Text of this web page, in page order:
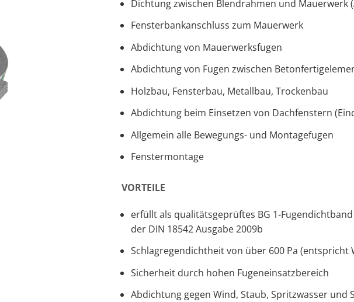
Dichtung zwischen Blendrahmen und Mauerwerk
Fensterbankanschluss zum Mauerwerk
Abdichtung von Mauerwerksfugen
Abdichtung von Fugen zwischen
Holzbau, Fensterbau, Metallbau, Trockenbau
Abdichtung beim Einsetzen von Dachfenstern
Allgemein alle Bewegungs- und Montagefugen
Fenstermontage
VORTEILE
erfüllt als qualitätsgeprüftes BG 1-
der DIN 18542 Ausgabe 2009b
Schlagregendichtheit von über 600 Pa (entspricht
Sicherheit durch hohen Fugeneinsatzbereich
Abdichtung gegen Wind, Staub, Spritzwasser und